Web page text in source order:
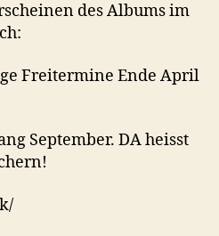
des Albums im
Freitermine Ende April
September. DA heisst